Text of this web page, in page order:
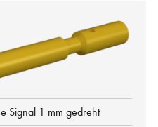
Signal 1 mm gedreht